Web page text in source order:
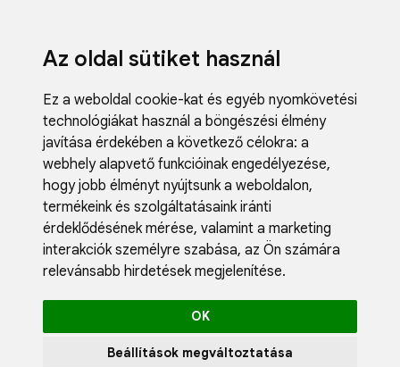
Az oldal sütiket használ
Ez a weboldal cookie-kat és egyéb nyomkövetési
technológiákat használ a böngészési élmény
javítása érdekében a következő célokra: a
webhely alapvető funkcióinak engedélyezése,
hogy jobb élményt nyújtsunk a weboldalon,
termékeink és szolgáltatásaink iránti
érdeklődésének mérése, valamint a marketing
interakciók személyre szabása, az Ön számára
relevánsabb hirdetések megjelenítése.
OK
Beállítások megváltoztatása
Blog